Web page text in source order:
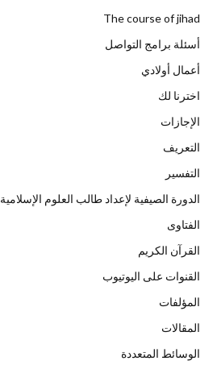
The course of jihad
أسئلة برامج التواصل
أعمال أولادي
اخترنا لك
الإجازات
التعريف
التفسير
الدورة الصيفية لإعداد طالب العلوم الإسلامية
الفتاوى
القرآن الكريم
القنوات على اليوتيوب
المؤلفات
المقالات
الوسائط المتعددة